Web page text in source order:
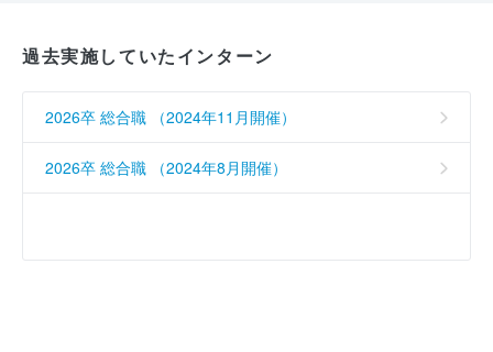
過去実施していたインターン
2026卒 総合職 （2024年11月開催）
2026卒 総合職 （2024年8月開催）